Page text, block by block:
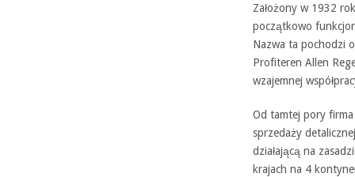
Założony w 1932
początkowo
Nazwa ta pochodzi
Profiteren Allen
wzajemnej
Od tamtej pory
sprzedaży
działającą na
krajach na 4